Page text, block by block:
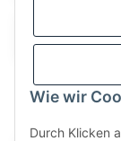
Wie wir
Durch Klicken
Wir versenden